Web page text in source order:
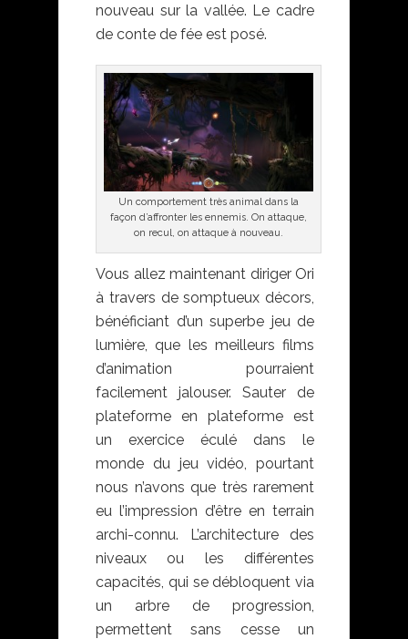
nouveau sur la vallée. Le cadre
de conte de fée est posé.
Un comportement très animal dans la
façon d’affronter les ennemis. On attaque,
on recul, on attaque à nouveau.
Vous allez maintenant diriger Ori
à travers de somptueux décors,
bénéficiant d’un superbe jeu de
lumière, que les meilleurs films
d’animation pourraient
facilement jalouser. Sauter de
plateforme en plateforme est
un exercice éculé dans le
monde du jeu vidéo, pourtant
nous n’avons que très rarement
eu l’impression d’être en terrain
archi-connu. L’architecture des
niveaux ou les différentes
capacités, qui se débloquent via
un arbre de progression,
permettent sans cesse un